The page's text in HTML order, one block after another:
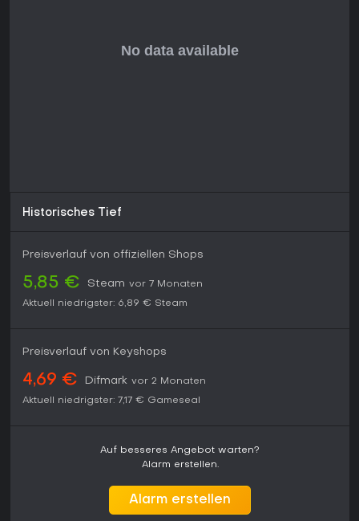
Historisches Tief
Preisverlauf von offiziellen Shops
5,85 € Steam vor 7 Monaten
Aktuell niedrigster: 6,89 € Steam
Preisverlauf von Keyshops
4,69 € Difmark vor 2 Monaten
Aktuell niedrigster: 7,17 € Gameseal
Auf besseres Angebot warten?
Alarm erstellen.
Alarm erstellen